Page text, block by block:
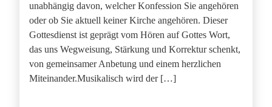
unabhängig davon, welcher Konfession Sie angehören
oder ob Sie aktuell keiner Kirche angehören. Dieser
Gottesdienst ist geprägt vom Hören auf Gottes Wort,
das uns Wegweisung, Stärkung und Korrektur schenkt,
von gemeinsamer Anbetung und einem herzlichen
Miteinander.Musikalisch wird der […]